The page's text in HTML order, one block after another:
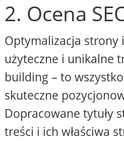
2. Ocena
Optymalizacja strony
użyteczne i unikalne
building – to
skuteczne
Dopracowane tytuły
treści i ich właściwa